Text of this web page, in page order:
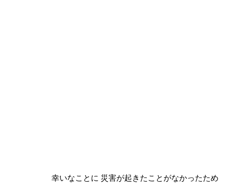
幸いなことに 災害が起きたことがなかったため